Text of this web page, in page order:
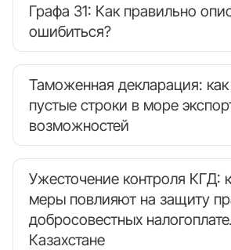
Графа 31: Как правильно
ошибиться?
Таможенная декларация: как
пустые строки в море
возможностей
Ужесточение контроля КГД:
меры повлияют на защиту
добросовестных
Казахстане